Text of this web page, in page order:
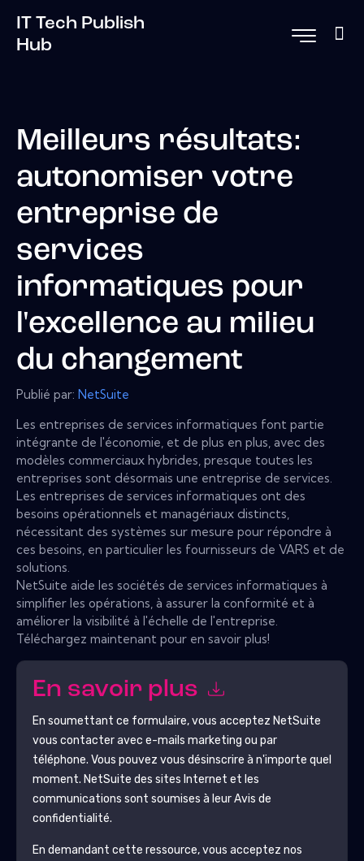
IT Tech Publish
Hub
Meilleurs résultats:
autonomiser votre
entreprise de
services
informatiques pour
l'excellence au milieu
du changement
Publié par: NetSuite
Les entreprises de services informatiques font partie
intégrante de l'économie, et de plus en plus, avec des
modèles commerciaux hybrides, presque toutes les
entreprises sont désormais une entreprise de services.
Les entreprises de services informatiques ont des
besoins opérationnels et managériaux distincts,
nécessitant des systèmes sur mesure pour répondre à
ces besoins, en particulier les fournisseurs de VARS et de
solutions.
NetSuite aide les sociétés de services informatiques à
simplifier les opérations, à assurer la conformité et à
améliorer la visibilité à l'échelle de l'entreprise.
Téléchargez maintenant pour en savoir plus!
En savoir plus
En soumettant ce formulaire, vous acceptez NetSuite
vous contacter avec e-mails marketing ou par
téléphone. Vous pouvez vous désinscrire à n'importe quel
moment. NetSuite des sites Internet et les
communications sont soumises à leur Avis de
confidentialité.
En demandant cette ressource, vous acceptez nos